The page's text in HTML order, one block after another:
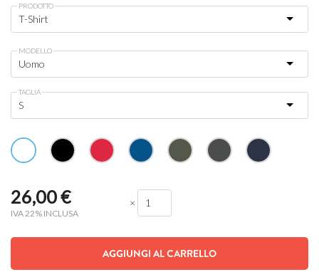
PRODOTTO
MODELLO
TAGLIA
26,00€
IVA 22% INCLUSA
×
AGGIUNGI AL CARRELLO